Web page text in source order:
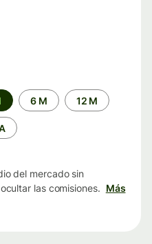
6 M 12 M
del mercado sin
las comisiones. Más